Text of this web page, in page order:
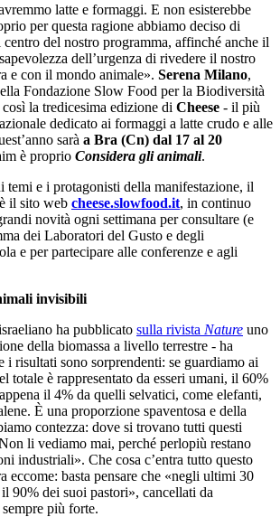
latte e formaggi. E non esisterebbe
per questa ragione abbiamo deciso di
del nostro programma, affinché anche il
dell’urgenza di rivedere il nostro
e con il mondo animale». Serena Milano,
Fondazione Slow Food per la Biodiversità
la tredicesima edizione di Cheese - il più
dedicato ai formaggi a latte crudo e alle
sarà a Bra (Cn) dal 17 al 20
è proprio Considera gli animali.
temi e i protagonisti della manifestazione, il
il sito web cheese.slowfood.it, in continuo
novità ogni settimana per consultare (e
dei Laboratori del Gusto e degli
e per partecipare alle conferenze e agli
invisibili
ha pubblicato sulla rivista Nature uno
della biomassa a livello terrestre - ha
i risultati sono sorprendenti: se guardiamo ai
totale è rappresentato da esseri umani, il 60%
il 4% da quelli selvatici, come elefanti,
È una proporzione spaventosa e della
contezza: dove si trovano tutti questi
li vediamo mai, perché perlopiù restano
industriali». Che cosa c’entra tutto questo
eccome: basta pensare che «negli ultimi 30
90% dei suoi pastori», cancellati da
più forte.